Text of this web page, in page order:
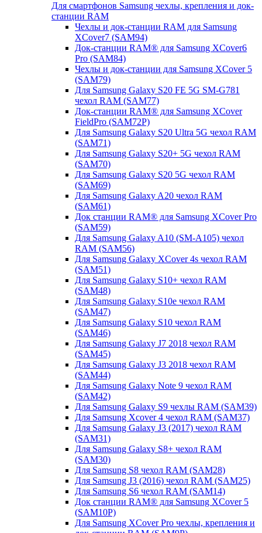
Для смартфонов Samsung чехлы, крепления и док-
станции RAM
Чехлы и док-станции RAM для Samsung
XCover7 (SAM94)
Док-станции RAM® для Samsung XCover6
Pro (SAM84)
Чехлы и док-станции для Samsung XCover 5
(SAM79)
Для Samsung Galaxy S20 FE 5G SM-G781
чехол RAM (SAM77)
Док-станции RAM® для Samsung XCover
FieldPro (SAM72P)
Для Samsung Galaxy S20 Ultra 5G чехол RAM
(SAM71)
Для Samsung Galaxy S20+ 5G чехол RAM
(SAM70)
Для Samsung Galaxy S20 5G чехол RAM
(SAM69)
Для Samsung Galaxy A20 чехол RAM
(SAM61)
Док станции RAM® для Samsung XCover Pro
(SAM59)
Для Samsung Galaxy A10 (SM-A105) чехол
RAM (SAM56)
Для Samsung Galaxy XCover 4s чехол RAM
(SAM51)
Для Samsung Galaxy S10+ чехол RAM
(SAM48)
Для Samsung Galaxy S10e чехол RAM
(SAM47)
Для Samsung Galaxy S10 чехол RAM
(SAM46)
Для Samsung Galaxy J7 2018 чехол RAM
(SAM45)
Для Samsung Galaxy J3 2018 чехол RAM
(SAM44)
Для Samsung Galaxy Note 9 чехол RAM
(SAM42)
Для Samsung Galaxy S9 чехлы RAM (SAM39)
Для Samsung Xcover 4 чехол RAM (SAM37)
Для Samsung Galaxy J3 (2017) чехол RAM
(SAM31)
Для Samsung Galaxy S8+ чехол RAM
(SAM30)
Для Samsung S8 чехол RAM (SAM28)
Для Samsung J3 (2016) чехол RAM (SAM25)
Для Samsung S6 чехол RAM (SAM14)
Док станции RAM® для Samsung XCover 5
(SAM10P)
Для Samsung XCover Pro чехлы, крепления и